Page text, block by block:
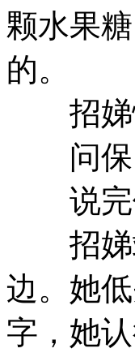
颗水果
的。
招娣
问保
说完他
招娣站
边。她
字，她